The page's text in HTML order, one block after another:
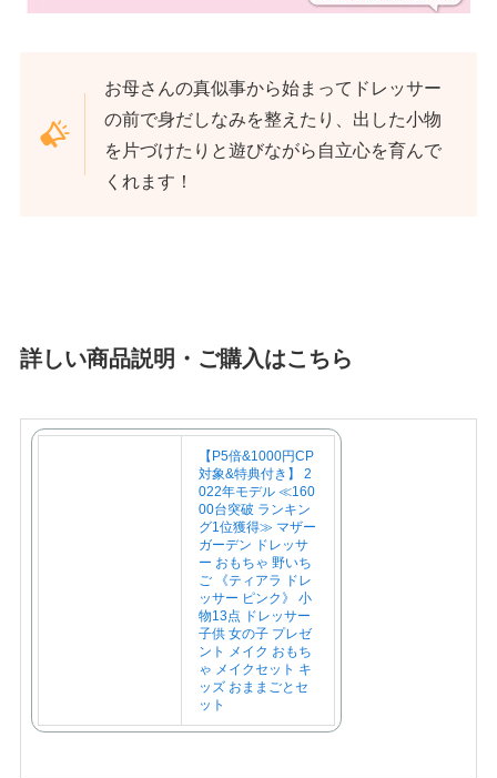
お母さんの真似事から始まってドレッサー
の前で身だしなみを整えたり、出した小物
を片づけたりと遊びながら自立心を育んで
くれます！
詳しい商品説明・ご購入はこちら
【P5倍&1000円CP
対象&特典付き】 2
022年モデル ≪160
00台突破 ランキン
グ1位獲得≫ マザー
ガーデン ドレッサ
ー おもちゃ 野いち
ご 《ティアラ ドレ
ッサー ピンク》 小
物13点 ドレッサー
子供 女の子 プレゼ
ント メイク おもち
ゃ メイクセット キ
ッズ おままごとセ
ット